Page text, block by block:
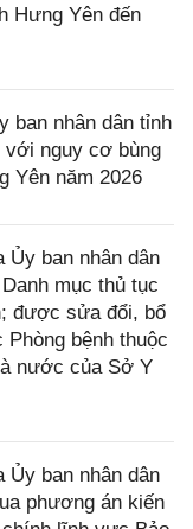
Hưng Yên đến
ban nhân dân tỉnh
với nguy cơ bùng
Yên năm 2026
Ủy ban nhân dân
mục thủ tục
được sửa đổi, bổ
bệnh thuộc
nước của Sở Y
Ủy ban nhân dân
phương án kiến